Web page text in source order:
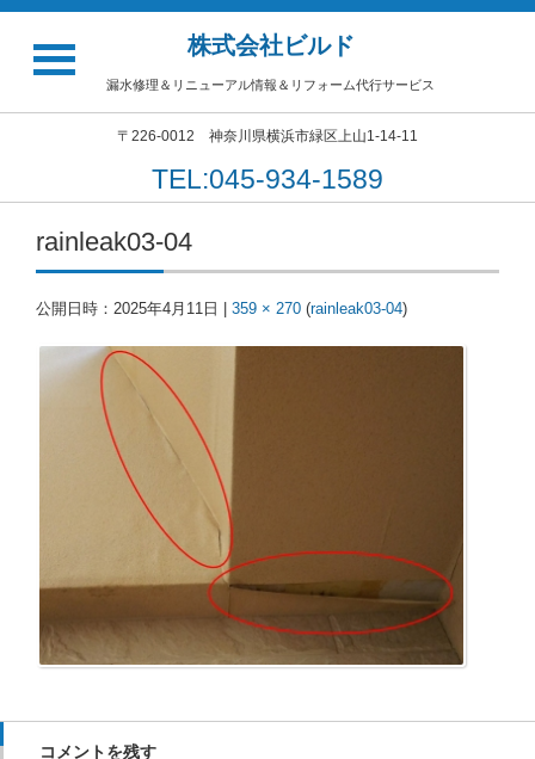
株式会社ビルド
漏水修理＆リニューアル情報＆リフォーム代行サービス
〒226-0012 神奈川県横浜市緑区上山1-14-11
TEL:045-934-1589
rainleak03-04
公開日時： 2025年4月11日 359 × 270 (rainleak03-04)
コメントを残す